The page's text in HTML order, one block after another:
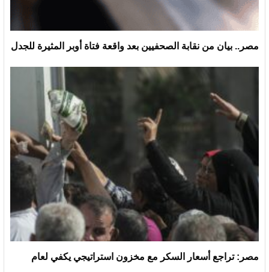
مصر.. بيان من نقابة الصحفيين بعد واقعة فتاة أوبر المثيرة للجدل
مصر: تراجع أسعار السكر مع مخزون استراتيجي يكفي لعام